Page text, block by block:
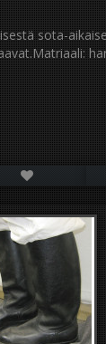
sota-